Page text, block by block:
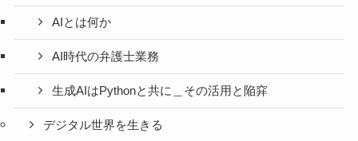
AIとは何か
AI時代の弁護士業務
生成AIはPythonと共に＿その活用と陥穽
デジタル世界を生きる